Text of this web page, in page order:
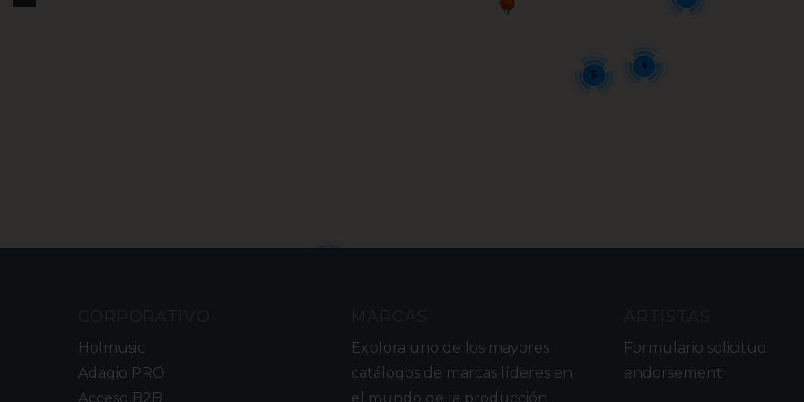
5
4
Holmusic
Adagio PRO
Acceso B2B
Explora uno de los mayores
catálogos de marcas líderes en
el mundo de la producción
Formulario solicitud
endorsement